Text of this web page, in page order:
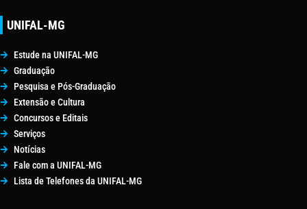
UNIFAL-MG
Estude na UNIFAL-MG
Graduação
Pesquisa e Pós-Graduação
Extensão e Cultura
Concursos e Editais
Serviços
Notícias
Fale com a UNIFAL-MG
Lista de Telefones da UNIFAL-MG